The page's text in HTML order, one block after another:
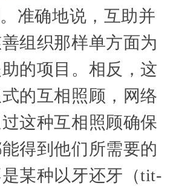
准确地说，互助并
组织那样单方面为
的项目。相反，这
的互相照顾，网络
这种互相照顾确保
得到他们所需要的
某种以牙还牙（tit-